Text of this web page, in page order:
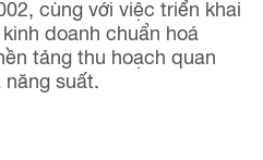
cùng với việc triển khai
doanh chuẩn hoá
tảng thu hoạch quan
suất.